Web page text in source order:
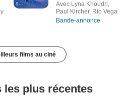
Avec Lyna Khoudri,
Paul Kircher, Rio Vega
Bande-annonce
films au ciné
les plus récentes